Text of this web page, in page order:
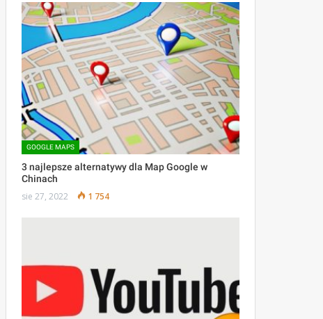
GOOGLE MAPS
3 najlepsze alternatywy dla Map Google w
Chinach
sie 27, 2022 1 754